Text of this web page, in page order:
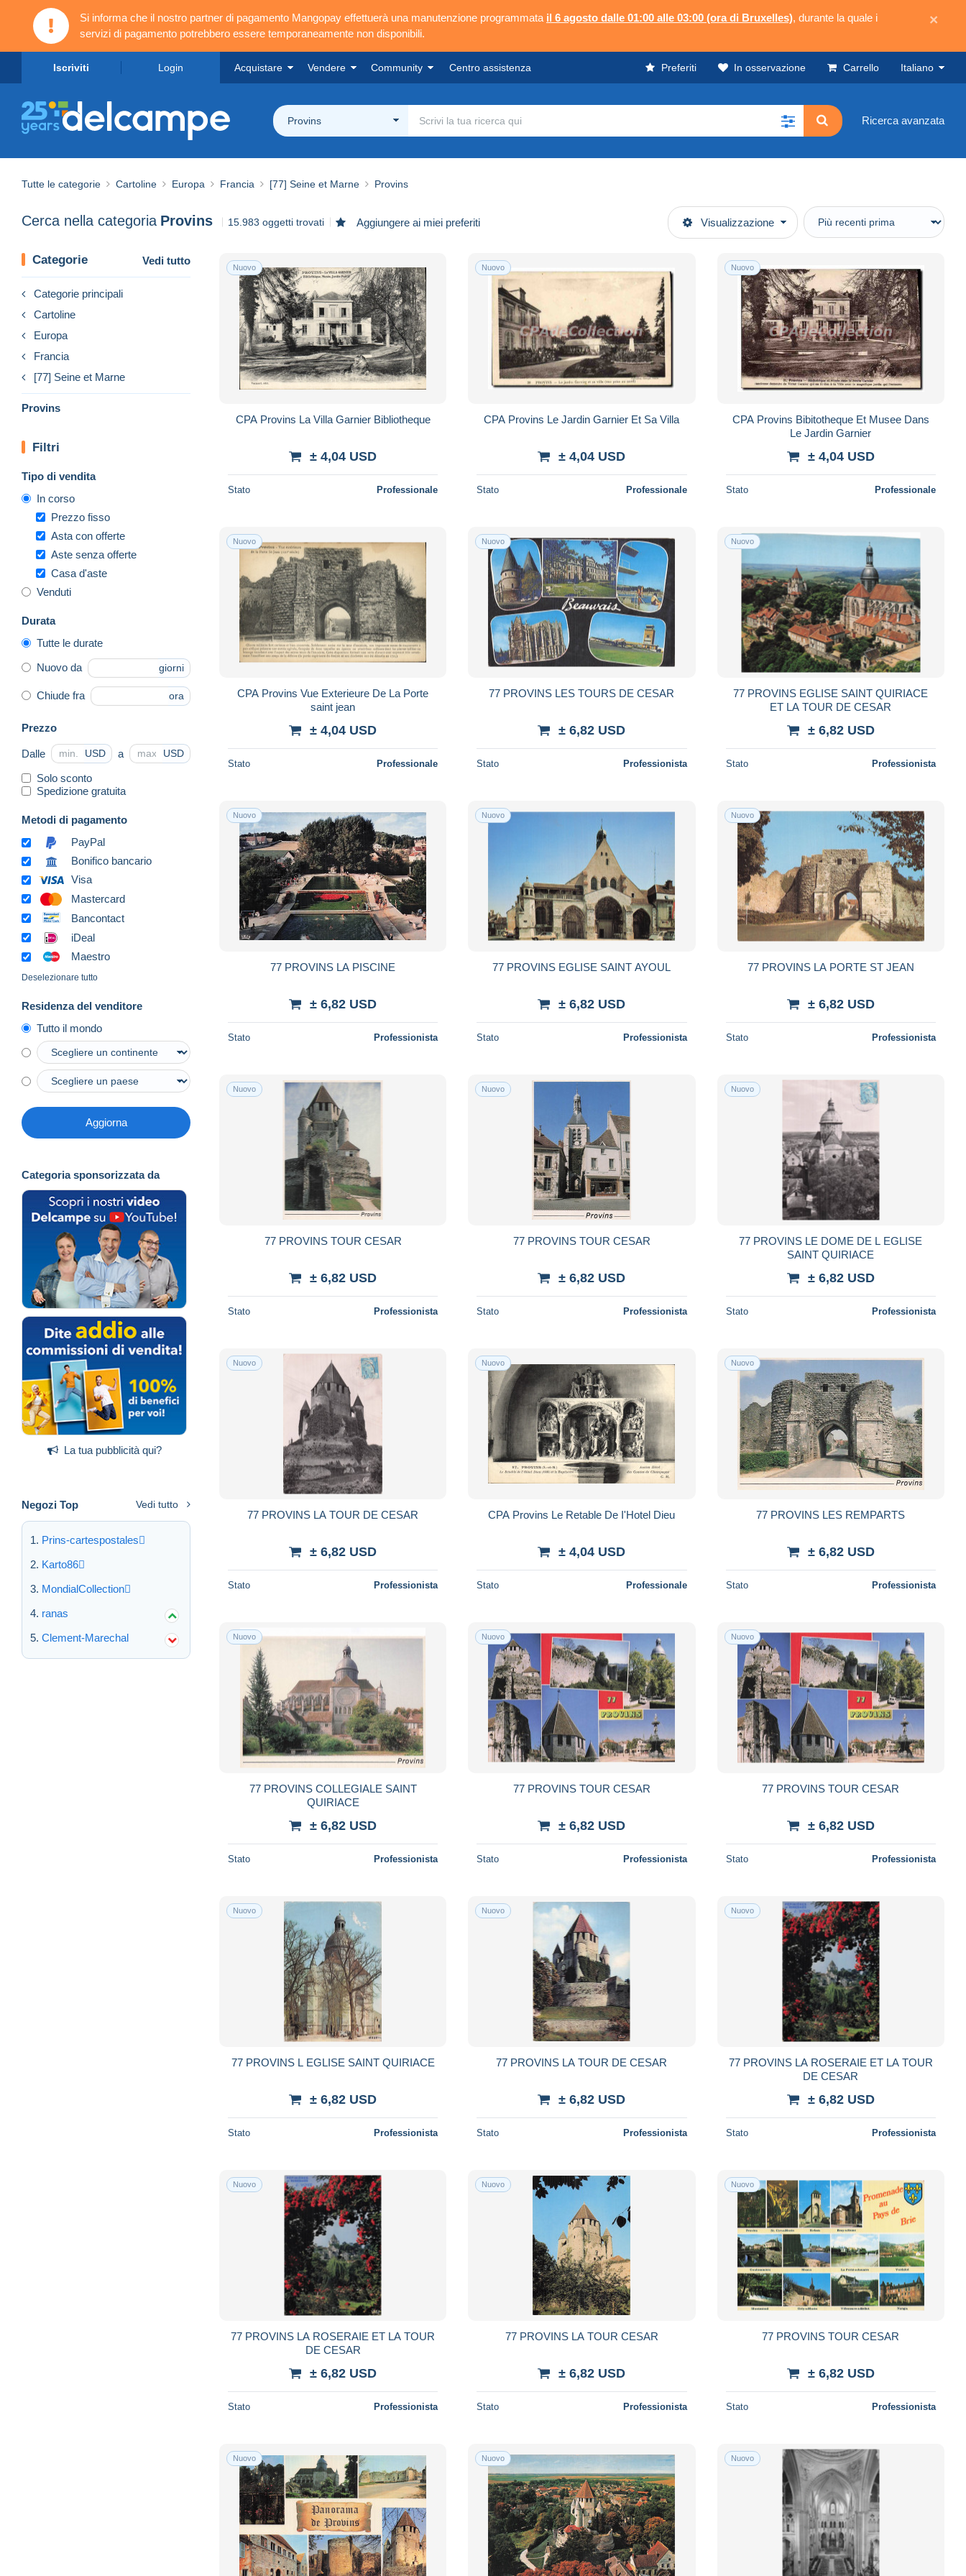
Si informa che il nostro partner di pagamento Mangopay effettuerà una manutenzione programmata il 6 agosto dalle 01:00 alle 03:00 (ora di Bruxelles), durante la quale i
servizi di pagamento potrebbero essere temporaneamente non disponibili.
×
Iscriviti Login Acquistare Vendere Community Centro assistenza Preferiti In osservazione Carrello Italiano
Provins Ricerca avanzata
Tutte le categorie Cartoline Europa Francia [77] Seine et Marne Provins
Cerca nella categoria Provins 15.983 oggetti trovati Aggiungere ai miei preferiti Visualizzazione
Categorie Vedi tutto
Categorie principali
Cartoline
Europa
Francia
[77] Seine et Marne
Provins
Filtri
Tipo di vendita
In corso
Prezzo fisso
Asta con offerte
Aste senza offerte
Casa d'aste
Venduti
Durata
Tutte le durate
Nuovo da giorni
Chiude fra ora
Prezzo
Dalle USD a USD
Solo sconto
Spedizione gratuita
Metodi di pagamento
PayPal
Bonifico bancario
Visa
Mastercard
Bancontact
iDeal
Maestro
Deselezionare tutto
Residenza del venditore
Tutto il mondo
Aggiorna
Categoria sponsorizzata da
La tua pubblicità qui?
Negozi Top Vedi tutto
Prins-cartespostales
Karto86
MondialCollection
ranas
Clement-Marechal
Nuovo
CPA Provins La Villa Garnier Bibliotheque
± 4,04 USD
Stato Professionale
Nuovo
CPA Provins Le Jardin Garnier Et Sa Villa
± 4,04 USD
Stato Professionale
Nuovo
CPA Provins Bibitotheque Et Musee Dans
Le Jardin Garnier
± 4,04 USD
Stato Professionale
Nuovo
CPA Provins Vue Exterieure De La Porte
saint jean
± 4,04 USD
Stato Professionale
Nuovo
77 PROVINS LES TOURS DE CESAR
± 6,82 USD
Stato Professionista
Nuovo
77 PROVINS EGLISE SAINT QUIRIACE
ET LA TOUR DE CESAR
± 6,82 USD
Stato Professionista
Nuovo
77 PROVINS LA PISCINE
± 6,82 USD
Stato Professionista
Nuovo
77 PROVINS EGLISE SAINT AYOUL
± 6,82 USD
Stato Professionista
Nuovo
77 PROVINS LA PORTE ST JEAN
± 6,82 USD
Stato Professionista
Nuovo
77 PROVINS TOUR CESAR
± 6,82 USD
Stato Professionista
Nuovo
77 PROVINS TOUR CESAR
± 6,82 USD
Stato Professionista
Nuovo
77 PROVINS LE DOME DE L EGLISE
SAINT QUIRIACE
± 6,82 USD
Stato Professionista
Nuovo
77 PROVINS LA TOUR DE CESAR
± 6,82 USD
Stato Professionista
Nuovo
CPA Provins Le Retable De I'Hotel Dieu
± 4,04 USD
Stato Professionale
Nuovo
77 PROVINS LES REMPARTS
± 6,82 USD
Stato Professionista
Nuovo
77 PROVINS COLLEGIALE SAINT
QUIRIACE
± 6,82 USD
Stato Professionista
Nuovo
77 PROVINS TOUR CESAR
± 6,82 USD
Stato Professionista
Nuovo
77 PROVINS TOUR CESAR
± 6,82 USD
Stato Professionista
Nuovo
77 PROVINS L EGLISE SAINT QUIRIACE
± 6,82 USD
Stato Professionista
Nuovo
77 PROVINS LA TOUR DE CESAR
± 6,82 USD
Stato Professionista
Nuovo
77 PROVINS LA ROSERAIE ET LA TOUR
DE CESAR
± 6,82 USD
Stato Professionista
Nuovo
77 PROVINS LA ROSERAIE ET LA TOUR
DE CESAR
± 6,82 USD
Stato Professionista
Nuovo
77 PROVINS LA TOUR CESAR
± 6,82 USD
Stato Professionista
Nuovo
77 PROVINS TOUR CESAR
± 6,82 USD
Stato Professionista
Nuovo Nuovo Nuovo